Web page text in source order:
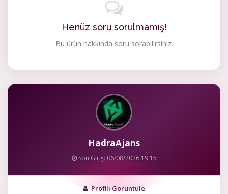
Henüz soru sorulmamış!
Bu ürün hakkında soru sorabilirsiniz.
HadraAjans
Son Giriş: 06/08/2026 19:15
Profili Görüntüle